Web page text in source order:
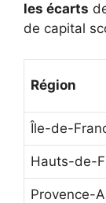
les écarts
de capital
Région
Île-de-
Hauts-de-
Provence-